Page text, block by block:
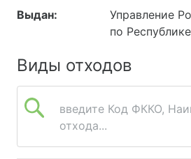
Выдан:
Управление
по
Виды отходов
введите Код ФККО,
отхода...